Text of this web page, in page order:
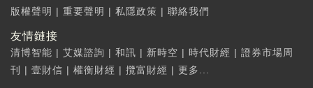
版權聲明 | 重要聲明 | 私隱政策 | 聯絡我們
友情鏈接
清博智能 | 艾媒諮詢 | 和訊 | 新時空 | 時代財經 | 證券市場周
刊
| 壹財信 | 權衡財經 | 攬富財經 | 更多...